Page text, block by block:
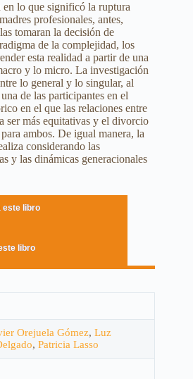
lo que significó la ruptura
profesionales, antes,
tomaran la decisión de
de la complejidad, los
esta realidad a partir de una
y lo micro. La investigación
lo general y lo singular, al
de las participantes en el
en el que las relaciones entre
ser más equitativas y el divorcio
ambos. De igual manera, la
considerando las
y las dinámicas generacionales
este libro
libro
Orejuela Gómez, Luz
, Patricia Lasso